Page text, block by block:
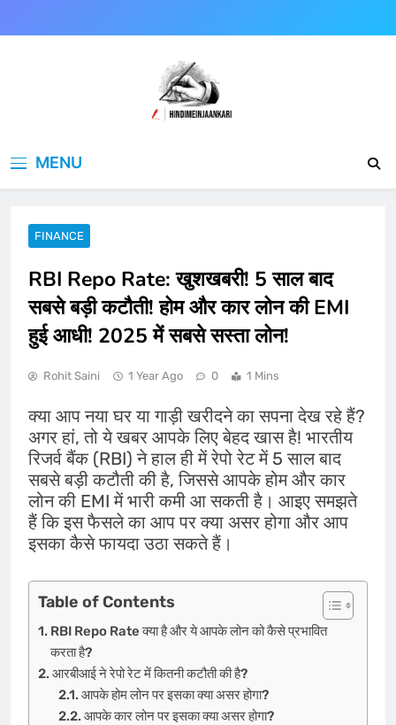
to
MENU
FINANCE
RBI Repo Rate: खुशखबरी! 5 साल बाद
सबसे बड़ी कटौती! होम और कार लोन की EMI
हुई आधी! 2025 में सबसे सस्ता लोन!
Rohit Saini 1 Year Ago 0 1 Mins
क्या आप नया घर या गाड़ी खरीदने का सपना देख रहे हैं?
अगर हां, तो ये खबर आपके लिए बेहद खास है! भारतीय
रिजर्व बैंक (RBI) ने हाल ही में रेपो रेट में 5 साल बाद
सबसे बड़ी कटौती की है, जिससे आपके होम और कार
लोन की EMI में भारी कमी आ सकती है। आइए समझते
हैं कि इस फैसले का आप पर क्या असर होगा और आप
इसका कैसे फायदा उठा सकते हैं।
Table of Contents
RBI Repo Rate क्या है और ये आपके लोन को कैसे प्रभावित
करता है?
आरबीआई ने रेपो रेट में कितनी कटौती की है?
आपके होम लोन पर इसका क्या असर होगा?
आपके कार लोन पर इसका क्या असर होगा?